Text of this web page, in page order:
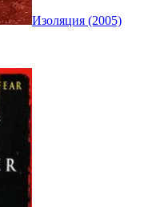
Изоляция (2005)